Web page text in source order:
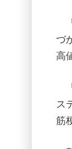
づ
高
ス
筋